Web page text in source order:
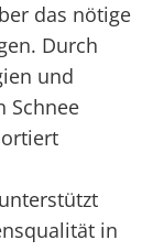
das nötige
Durch
und
Schnee
in